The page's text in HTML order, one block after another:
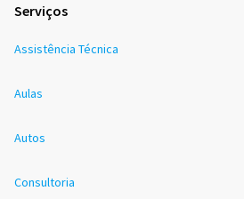
Serviços
Assistência Técnica
Aulas
Autos
Consultoria